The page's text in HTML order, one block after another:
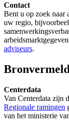
Contact
Bent u op zoek naar
uw regio,
adviseurs.
Centerdata
Van Centerdata zijn
Regionale ramingen
van het ministerie